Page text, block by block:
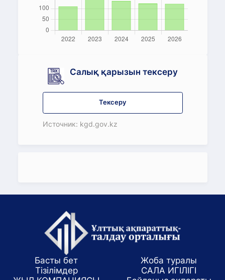
Салық қарызын тексеру
Тексеру
Источник: kgd.gov.kz
Басты бет
Жоба туралы
Тізілімдер
САЛА ИГІЛІГІ